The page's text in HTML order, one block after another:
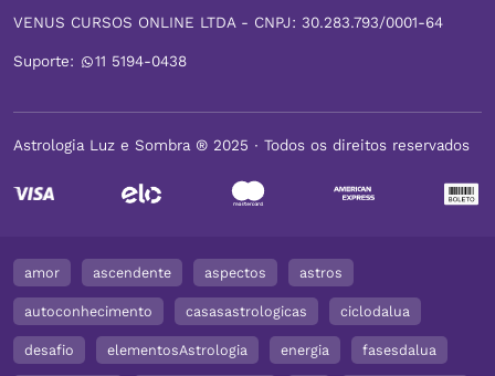
VENUS CURSOS ONLINE LTDA - CNPJ: 30.283.793/0001-64
Suporte: 11 5194-0438
Astrologia Luz e Sombra ® 2025 ∙ Todos os direitos reservados
amor ascendente aspectos astros
autoconhecimento casasastrologicas ciclodalua
desafio elementosAstrologia energia fasesdalua